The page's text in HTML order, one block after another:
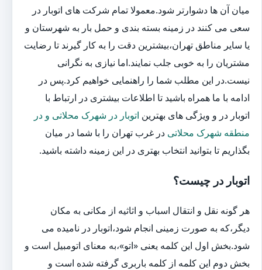
میان آن ها دشوارتر شود.معمولا تمام شرکت های اتوبار در
سعی می کنند در زمینه بسته بندی و حمل بار به شهرستان و
یا سایر مناطق تهران،بیشترین دقت را به کار گیرند تا رضایت
مشتریان را به خوبی جلب نمایند.اما نیازی به نگرانی
نیست.در این مطلب شما را راهنمایی خواهیم کرد.پس در
ادامه با ما همراه باشید تا اطلاعات بیشتری در ارتباط با
اتوبار در و ویژگی های بهترین اتوبار در شهرک محلاتی و در
منطقه شهرک محلاتی در غرب تهران را با شما در میان
بگذاریم تا بتوانید انتخاب بهتری در این زمینه داشته باشید.
اتوبار در چیست؟
هر گونه نقل و انتقال اسباب و اثاثیه از مکانی به مکان
دیگر،که به صورت زمینی انجام شود،اتوبار در نامیده می
شود.بخش اول این کلمه یعنی «اتو»،به معنای اتومبیل است و
بخش دوم این کلمه از کلمه باربری گرفته شده است و